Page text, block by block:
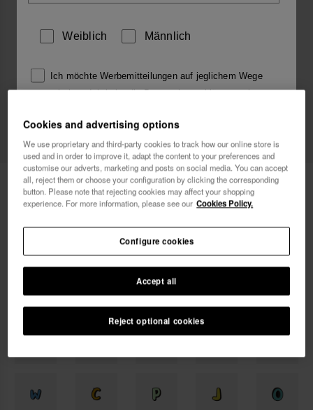
Havaianas Charms Top Alphabet 3,90 €
Weiblich Männlich
Ich möchte Werbemitteilungen auf jeglichem Wege
erhalten. Ich habe dieDatenschutzerklärung gelesen
Ich möchte 10% Rabatt
Cookies and advertising options
We use proprietary and third-party cookies to track how our online store is
used and in order to improve it, adapt the content to your preferences and
customise our adverts, marketing and posts on social media. You can accept
all, reject them or choose your configuration by clicking the corresponding
button. Please note that rejecting cookies may affect your shopping
experience. For more information, please see our Cookies Policy.
Reject optional cookies
Accept all
Configure cookies